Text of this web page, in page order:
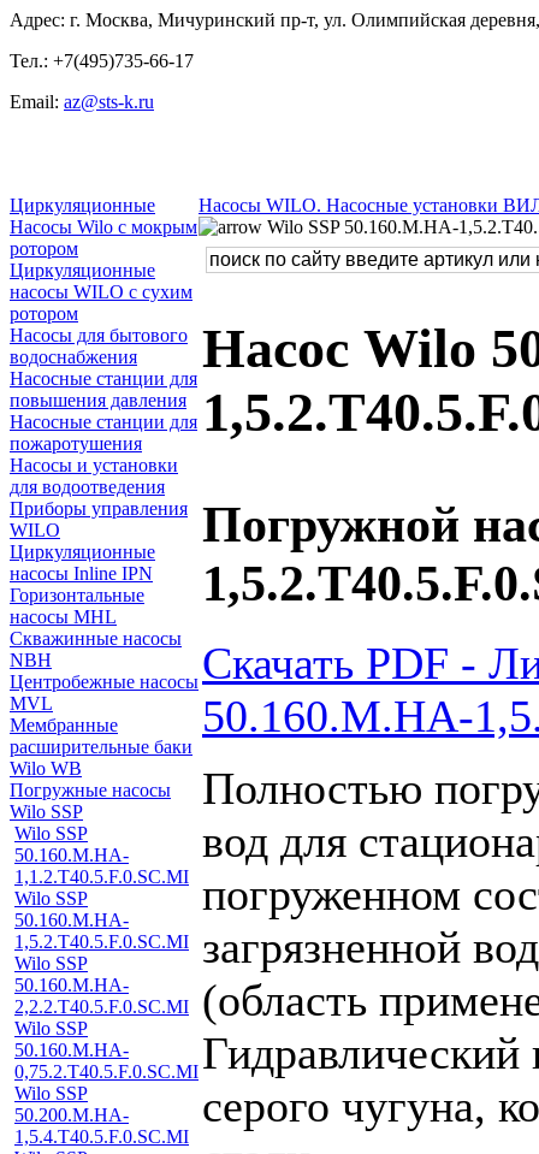
Адрес: г. Москва, Мичуринский пр-т, ул. Олимпийская
Тел.: +7(495)735-66-17
Email: az@sts-k.ru
Циркуляционные
Насосы Wilo с мокрым
ротором
Циркуляционные
насосы WILO с сухим
ротором
Насосы для бытового
водоснабжения
Насосные станции для
повышения давления
Насосные станции для
пожаротушения
Насосы и установки
для водоотведения
Приборы управления
WILO
Циркуляционные
насосы Inline IPN
Горизонтальные
насосы MHL
Скважинные насосы
NBH
Центробежные насосы
MVL
Мембранные
расширительные баки
Wilo WB
Погружные насосы
Wilo SSP
Wilo SSP
50.160.M.HA-
1,1.2.T40.5.F.0.SC.MI
Wilo SSP
50.160.M.HA-
1,5.2.T40.5.F.0.SC.MI
Wilo SSP
50.160.M.HA-
2,2.2.T40.5.F.0.SC.MI
Wilo SSP
50.160.M.HA-
0,75.2.T40.5.F.0.SC.MI
Wilo SSP
50.200.M.HA-
1,5.4.T40.5.F.0.SC.MI
Насосы WILO. Насосные установки
Wilo SSP 50.160.M.HA-
Насос Wilo
Погружной
Скачать PDF -
50.160.M.HA-
Полностью
вод для
погруженном
загрязненной
(область
Гидравлический
серого чугуна,